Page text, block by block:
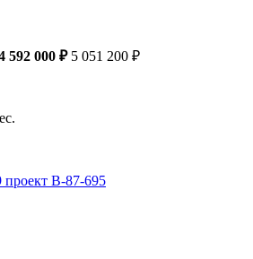
592 000 ₽ 5 051 200 ₽
проект В-87-695